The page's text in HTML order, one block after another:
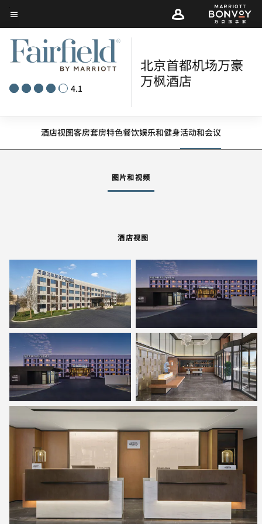
Skip
to
main
content
菜单文本
4.1
北京首都机场万豪
万枫酒店
酒店视图客房套房特色餐饮娱乐和健身活动和会议
图片和视频
酒店视图